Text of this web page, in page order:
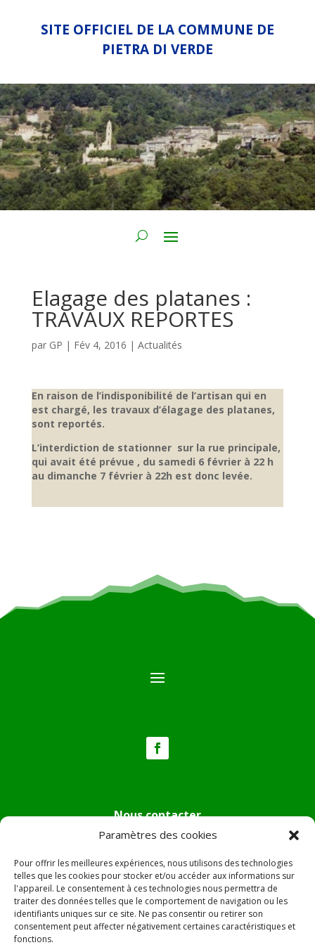
Paramètres des cookies
Pour offrir les meilleures expériences, nous utilisons des technologies
telles que les cookies pour stocker et/ou accéder aux informations sur
l'appareil. Le consentement à ces technologies nous permettra de
traiter des données telles que le comportement de navigation ou les
identifiants uniques sur ce site. Ne pas consentir ou retirer son
consentement peut affecter négativement certaines caractéristiques et
fonctions.
SITE OFFICIEL DE LA COMMUNE DE
PIETRA DI VERDE
Elagage des platanes :
TRAVAUX REPORTES
par GP | Fév 4, 2016 | Actualités
En raison de l’indisponibilité de l’artisan qui en
est chargé, les travaux d’élagage des platanes,
sont reportés.
L’interdiction de stationner sur la rue principale,
qui avait été prévue , du samedi 6 février à 22 h
au dimanche 7 février à 22h est donc levée.
Nous contacter
Tél :04.95.36.24.02
Mail:
mairie.pietradiverde@wanadoo.fr
Adresse :Hôtel de ville de Pietra di Verde
Le village
20230 Pietra di Verde